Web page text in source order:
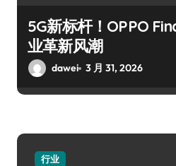
5G新标杆！OPPO
业革新风潮
dawei 3 月 31, 2026
行业